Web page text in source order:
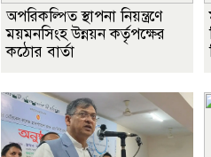
অপরিকল্পিত স্থাপনা নিয়ন্ত্রণে
ময়মনসিংহ উন্নয়ন কর্তৃপক্ষের
কঠোর বার্তা